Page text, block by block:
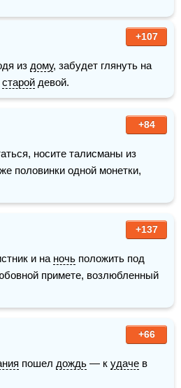
+107
из дому, забудет глянуть на
старой девой.
+84
носите талисманы из
половинки одной монетки,
+137
и на ночь
примете, возлюбленный
+66
пошел дождь — к удаче